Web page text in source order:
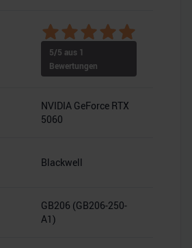
5/5 aus 1
Bewertungen
NVIDIA GeForce RTX
5060
Blackwell
GB206 (GB206-250-
A1)